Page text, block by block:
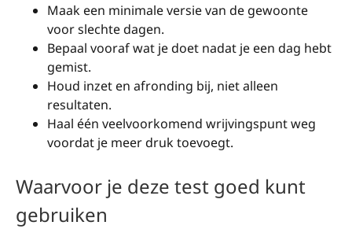
Maak een minimale versie van de gewoonte
voor slechte dagen.
Bepaal vooraf wat je doet nadat je een dag hebt
gemist.
Houd inzet en afronding bij, niet alleen
resultaten.
Haal één veelvoorkomend wrijvingspunt weg
voordat je meer druk toevoegt.
Waarvoor je deze test goed kunt
gebruiken